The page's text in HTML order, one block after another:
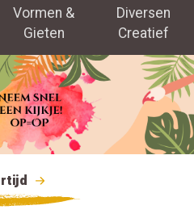
Vormen &
Gieten
Diversen
Creatief